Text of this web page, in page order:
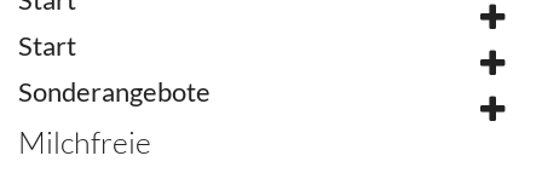
Start
Sonderangebote
Milchfreie